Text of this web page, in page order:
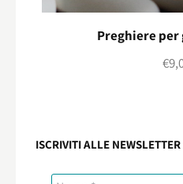
Preghiere
€
ISCRIVITI ALLE NEWSLETTER